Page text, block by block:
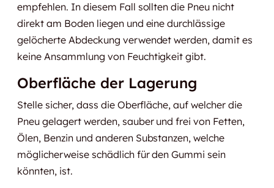
empfehlen. In diesem Fall sollten die Pneu nicht
direkt am Boden liegen und eine durchlässige
gelöcherte Abdeckung verwendet werden, damit es
keine Ansammlung von Feuchtigkeit gibt.
Oberfläche der Lagerung
Stelle sicher, dass die Oberfläche, auf welcher die
Pneu gelagert werden, sauber und frei von Fetten,
Ölen, Benzin und anderen Substanzen, welche
möglicherweise schädlich für den Gummi sein
könnten, ist.